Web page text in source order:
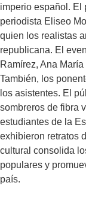
imperio español. El
periodista Eliseo
quien los realistas
republicana. El
Ramírez, Ana
También, los
los asistentes. El
sombreros de fibra
estudiantes de la
exhibieron retratos
cultural consolida
populares y
país.